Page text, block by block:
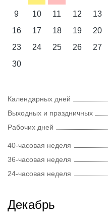
9
10 11 12 13
16
17 18 19 20
23
24 25 26 27
30
Календарных дней
Выходных и праздничных
Рабочих дней
40-часовая неделя
36-часовая неделя
24-часовая неделя
Декабрь